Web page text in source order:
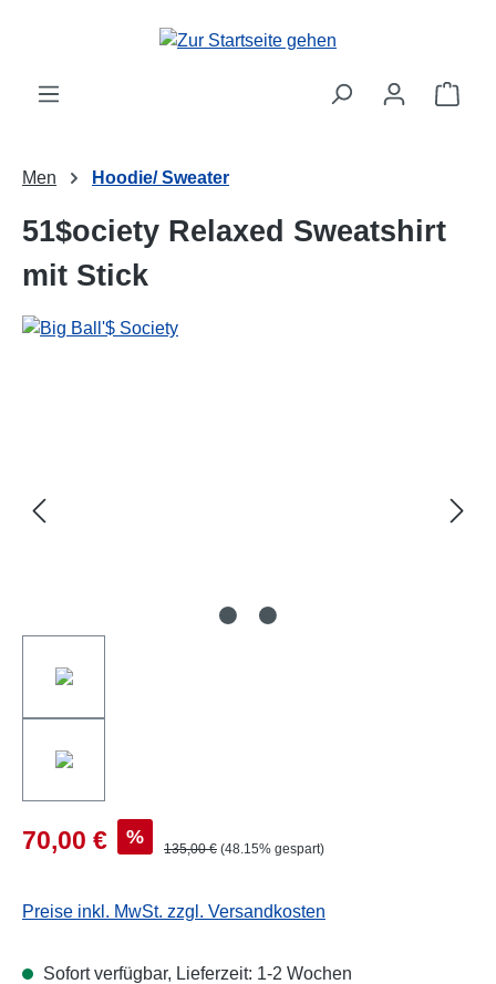
Men Hoodie/ Sweater
51$ociety Relaxed Sweatshirt
mit Stick
70,00 € %
135,00 € (48.15% gespart)
Preise inkl. MwSt. zzgl. Versandkosten
Sofort verfügbar, Lieferzeit: 1-2 Wochen